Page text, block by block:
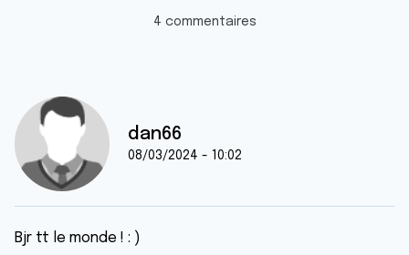
4 commentaires
dan66
08/03/2024 - 10:02
Bjr tt le monde ! : )